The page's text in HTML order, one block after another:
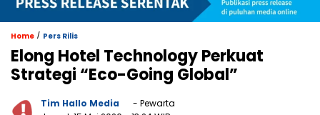
Home / Pers Rilis
Elong Hotel Technology Perkuat
Strategi “Eco-Going Global”
Tim Hallo Media
- Pewarta